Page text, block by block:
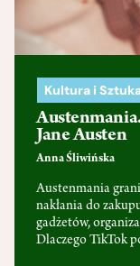
Kultura i
Jane Austen
Anna Śliwińska
Austenmania
nakłania do
gadżetów,
Dlaczego TikTok